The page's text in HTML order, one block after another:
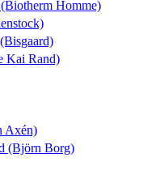
Homme)
Kai Rand)
Axén)
(Björn Borg)